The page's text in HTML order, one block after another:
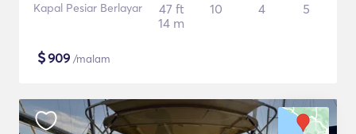
Kapal Pesiar Berlayar
47 ft
14 m
10 4 5
$909 /malam